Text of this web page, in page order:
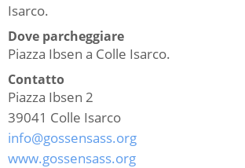
Isarco.
Dove parcheggiare
Piazza Ibsen a Colle Isarco.
Contatto
Piazza Ibsen 2
39041 Colle Isarco
info@gossensass.org
www.gossensass.org